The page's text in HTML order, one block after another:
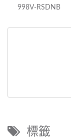
998V-RSDNB
標籤